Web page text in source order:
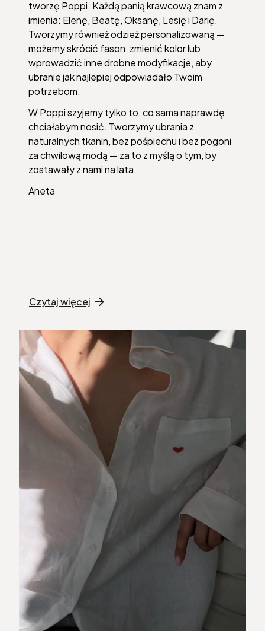
tworzę Poppi. Każdą panią krawcową znam z
imienia: Elenę, Beatę, Oksanę, Lesię i Darię.
Tworzymy również odzież personalizowaną —
możemy skrócić fason, zmienić kolor lub
wprowadzić inne drobne modyfikacje, aby
ubranie jak najlepiej odpowiadało Twoim
potrzebom.
W Poppi szyjemy tylko to, co sama naprawdę
chciałabym nosić. Tworzymy ubrania z
naturalnych tkanin, bez pośpiechu i bez pogoni
za chwilową modą — za to z myślą o tym, by
zostawały z nami na lata.
Aneta
Czytaj więcej